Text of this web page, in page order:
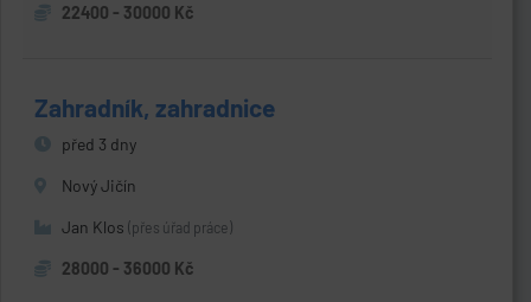
22400 - 30000 Kč
Zahradník, zahradnice
před 3 dny
Nový Jičín
Jan Klos (přes úřad práce)
28000 - 36000 Kč